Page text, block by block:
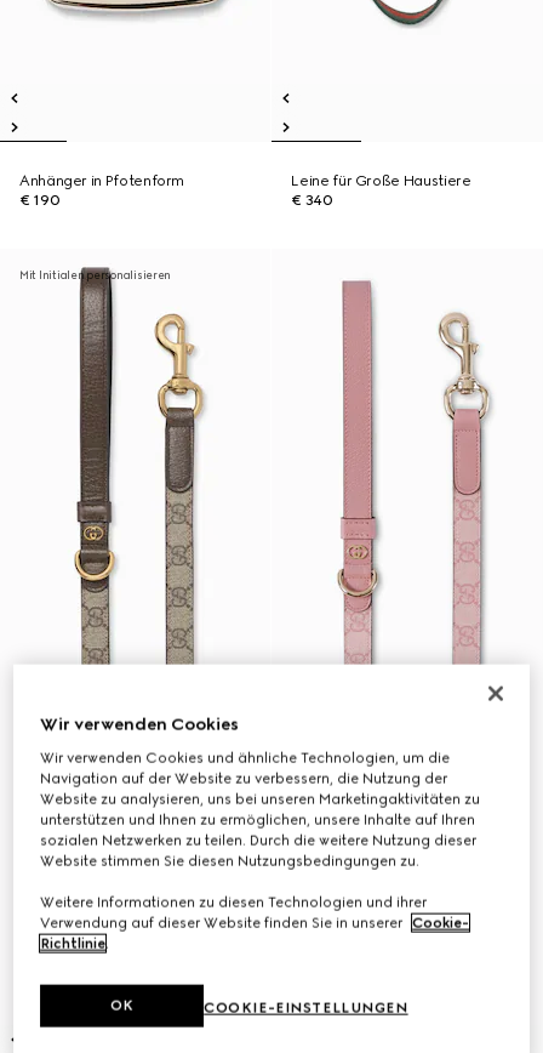
Anhänger in Pfotenform
€ 190
Leine für Große Haustiere
€ 340
Mit Initialen personalisieren
Wir verwenden Cookies
Wir verwenden Cookies und ähnliche Technologien, um die
Navigation auf der Website zu verbessern, die Nutzung der
Website zu analysieren, uns bei unseren Marketingaktivitäten zu
unterstützen und Ihnen zu ermöglichen, unsere Inhalte auf Ihren
sozialen Netzwerken zu teilen. Durch die weitere Nutzung dieser
Website stimmen Sie diesen Nutzungsbedingungen zu.
Weitere Informationen zu diesen Technologien und ihrer
Verwendung auf dieser Website finden Sie in unserer Cookie-
Richtlinie.
COOKIE-EINSTELLUNGEN
OK